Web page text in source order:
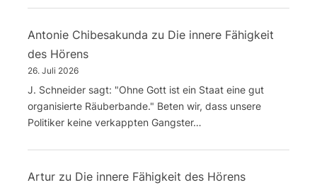
Antonie Chibesakunda zu Die innere Fähigkeit
des Hörens
26. Juli 2026
J. Schneider sagt: "Ohne Gott ist ein Staat eine gut
organisierte Räuberbande." Beten wir, dass unsere
Politiker keine verkappten Gangster…
Artur zu Die innere Fähigkeit des Hörens